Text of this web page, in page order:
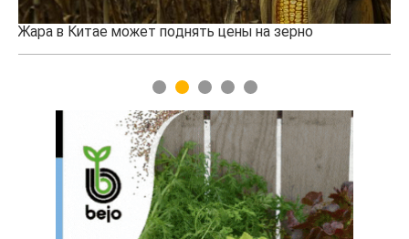
Жара в Китае может поднять цены на зерно
1 2 3 4 5